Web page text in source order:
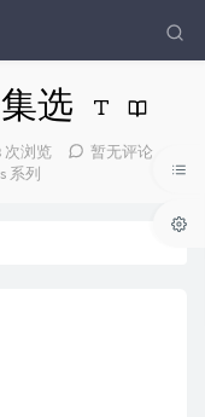
选
次浏览
暂无评论
系列